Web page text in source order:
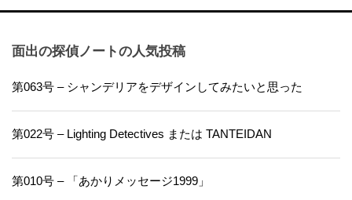
面出の探偵ノートの人気投稿
第063号 – シャンデリアをデザインしてみたいと思った
第022号 – Lighting Detectives または TANTEIDAN
第010号 – 「あかりメッセージ1999」